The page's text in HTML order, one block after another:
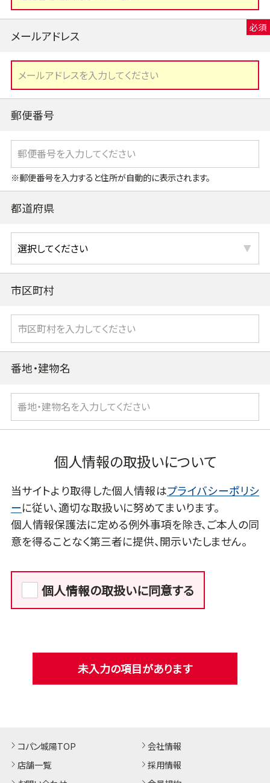
メールアドレス
郵便番号
※郵便番号を入力すると住所が自動的に表示されます。
都道府県
市区町村
番地・建物名
個人情報の取扱いについて
当サイトより取得した個人情報はプライバシーポリシ
ーに従い、適切な取扱いに努めてまいります。
個人情報保護法に定める例外事項を除き、ご本人の同
意を得ることなく第三者に提供、開示いたしません。
個人情報の取扱いに同意する
未入力の項目があります
コパン城陽TOP
店舗一覧
会社情報
採用情報